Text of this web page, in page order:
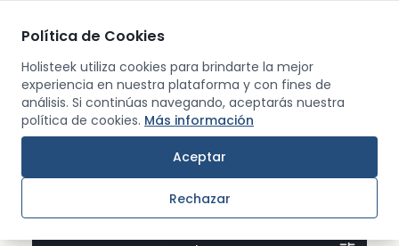
Política de Cookies
Holisteek utiliza cookies para brindarte la mejor
experiencia en nuestra plataforma y con fines de
análisis. Si continúas navegando, aceptarás nuestra
política de cookies. Más información
Rechazar
Aceptar
Places Events